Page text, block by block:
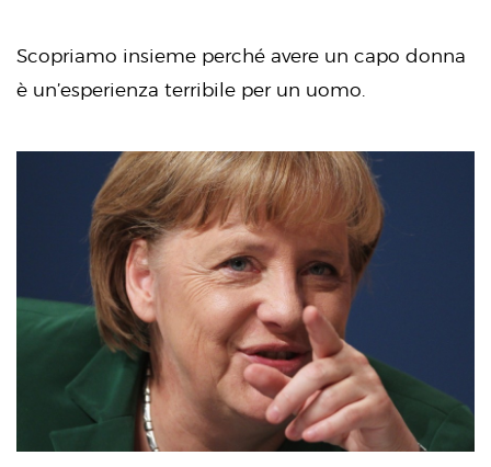
Scopriamo insieme perché avere un capo donna
è un’esperienza terribile per un uomo.